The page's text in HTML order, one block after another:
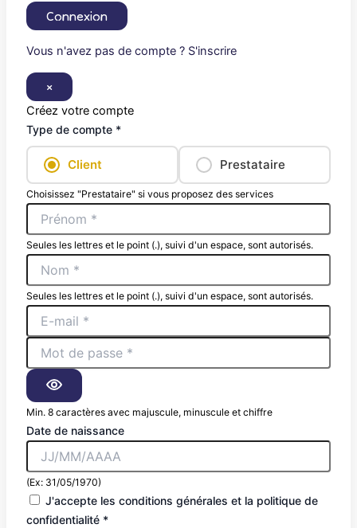
Connexion
Vous n'avez pas de compte ? S'inscrire
×
Créez votre compte
Type de compte *
Client Prestataire
Choisissez "Prestataire" si vous proposez des services
Seules les lettres et le point (.), suivi d'un espace, sont autorisés.
Seules les lettres et le point (.), suivi d'un espace, sont autorisés.
Min. 8 caractères avec majuscule, minuscule et chiffre
Date de naissance
(Ex: 31/05/1970)
J'accepte les conditions générales et la politique de
confidentialité *